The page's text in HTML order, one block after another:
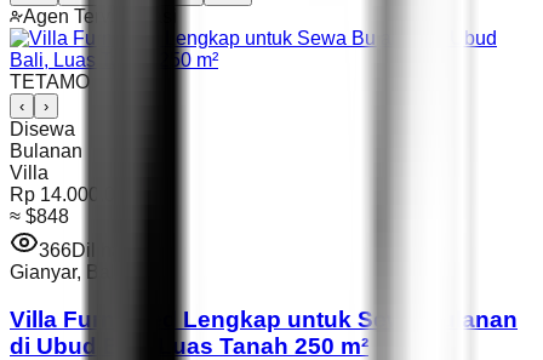
Agen Terverifikasi
TETAMO
‹ ›
Disewa
Bulanan
Villa
Rp 14.000.000
≈ $848
366Dilihat
Gianyar, Bali
Villa Furnished Lengkap untuk Sewa Bulanan
di Ubud Bali, Luas Tanah 250 m²